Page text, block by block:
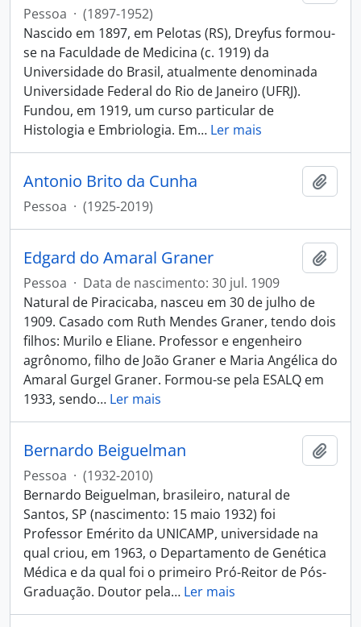
Pessoa · (1897-1952)
Nascido em 1897, em Pelotas (RS), Dreyfus formou-
se na Faculdade de Medicina (c. 1919) da
Universidade do Brasil, atualmente denominada
Universidade Federal do Rio de Janeiro (UFRJ).
Fundou, em 1919, um curso particular de
Histologia e Embriologia. Em… Ler mais
Antonio Brito da Cunha
Pessoa · (1925-2019)
Edgard do Amaral Graner
Pessoa · Data de nascimento: 30 jul. 1909
Natural de Piracicaba, nasceu em 30 de julho de
1909. Casado com Ruth Mendes Graner, tendo dois
filhos: Murilo e Eliane. Professor e engenheiro
agrônomo, filho de João Graner e Maria Angélica do
Amaral Gurgel Graner. Formou-se pela ESALQ em
1933, sendo… Ler mais
Bernardo Beiguelman
Pessoa · (1932-2010)
Bernardo Beiguelman, brasileiro, natural de
Santos, SP (nascimento: 15 maio 1932) foi
Professor Emérito da UNICAMP, universidade na
qual criou, em 1963, o Departamento de Genética
Médica e da qual foi o primeiro Pró-Reitor de Pós-
Graduação. Doutor pela… Ler mais